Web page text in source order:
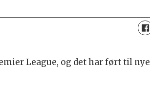
League, og det har ført til nye